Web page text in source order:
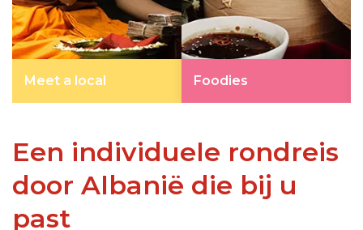
Meet a local Foodies
Een individuele rondreis
door Albanië die bij u
past